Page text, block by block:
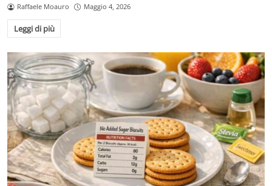
Raffaele Moauro Maggio 4, 2026
Leggi di più